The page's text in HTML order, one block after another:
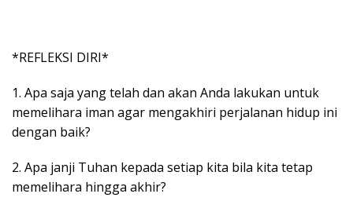
*REFLEKSI DIRI*
1. Apa saja yang telah dan akan Anda lakukan untuk
memelihara iman agar mengakhiri perjalanan hidup ini
dengan baik?
2. Apa janji Tuhan kepada setiap kita bila kita tetap
memelihara hingga akhir?